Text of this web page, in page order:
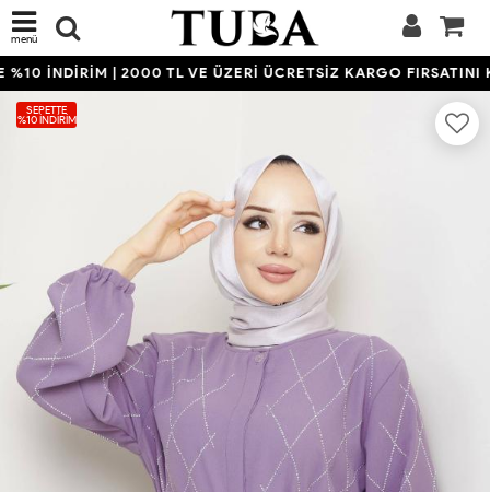
menü
İNDİRİM | 2000 TL VE ÜZERİ ÜCRETSİZ KARGO FIRSATINI
SEPETTE
%10 İNDIRIM